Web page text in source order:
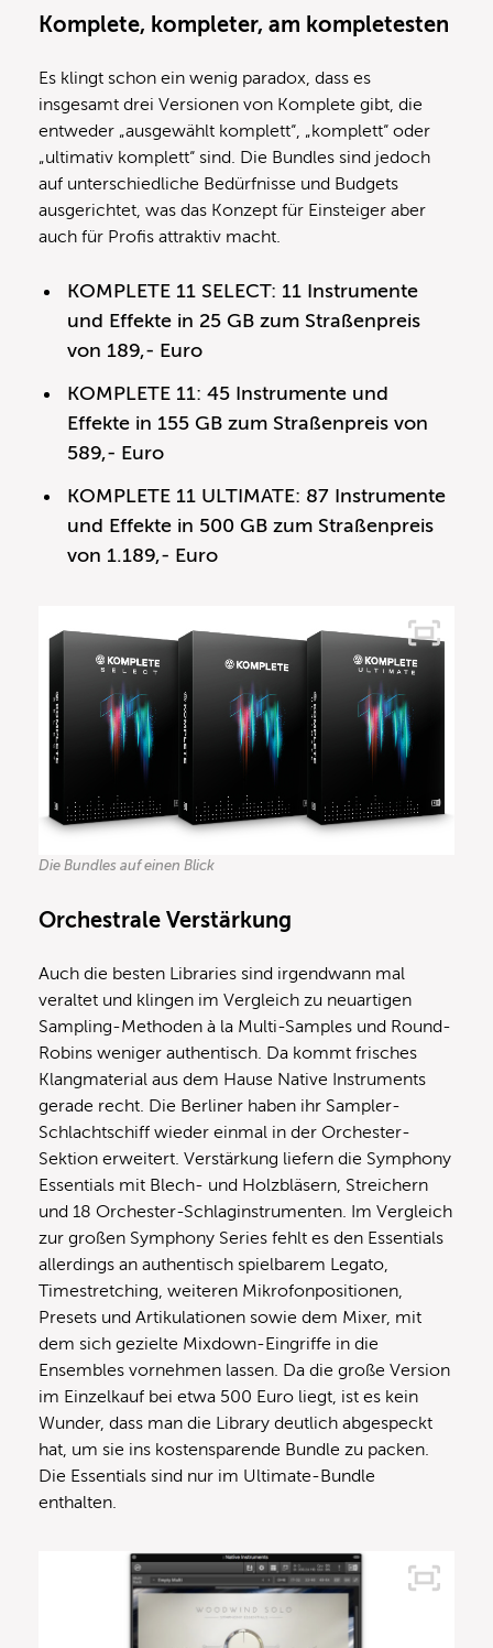
Komplete, kompleter, am kompletesten
Es klingt schon ein wenig paradox, dass es
insgesamt drei Versionen von Komplete gibt, die
entweder „ausgewählt komplett“, „komplett“ oder
„ultimativ komplett“ sind. Die Bundles sind jedoch
auf unterschiedliche Bedürfnisse und Budgets
ausgerichtet, was das Konzept für Einsteiger aber
auch für Profis attraktiv macht.
KOMPLETE 11 SELECT: 11 Instrumente
und Effekte in 25 GB zum Straßenpreis
von 189,- Euro
KOMPLETE 11: 45 Instrumente und
Effekte in 155 GB zum Straßenpreis von
589,- Euro
KOMPLETE 11 ULTIMATE: 87 Instrumente
und Effekte in 500 GB zum Straßenpreis
von 1.189,- Euro
Die Bundles auf einen Blick
Orchestrale Verstärkung
Auch die besten Libraries sind irgendwann mal
veraltet und klingen im Vergleich zu neuartigen
Sampling-Methoden à la Multi-Samples und Round-
Robins weniger authentisch. Da kommt frisches
Klangmaterial aus dem Hause Native Instruments
gerade recht. Die Berliner haben ihr Sampler-
Schlachtschiff wieder einmal in der Orchester-
Sektion erweitert. Verstärkung liefern die Symphony
Essentials mit Blech- und Holzbläsern, Streichern
und 18 Orchester-Schlaginstrumenten. Im Vergleich
zur großen Symphony Series fehlt es den Essentials
allerdings an authentisch spielbarem Legato,
Timestretching, weiteren Mikrofonpositionen,
Presets und Artikulationen sowie dem Mixer, mit
dem sich gezielte Mixdown-Eingriffe in die
Ensembles vornehmen lassen. Da die große Version
im Einzelkauf bei etwa 500 Euro liegt, ist es kein
Wunder, dass man die Library deutlich abgespeckt
hat, um sie ins kostensparende Bundle zu packen.
Die Essentials sind nur im Ultimate-Bundle
enthalten.